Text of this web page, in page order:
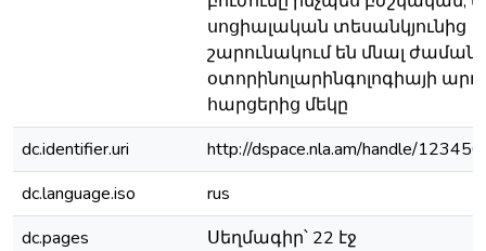
սոցիալական տեսանկյունից
շարունակում են մնալ
օտորինոլարինգոլոգիայի
հարցերից մեկը
dc.identifier.uri
http://dspace.nla.am/handle/
dc.language.iso
rus
dc.pages
Սեղմագիր՝ 22 էջ